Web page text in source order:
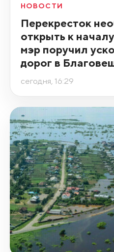
НОВОСТИ
Перекресток
открыть к
мэр поручил
дорог в
сегодня, 16:29